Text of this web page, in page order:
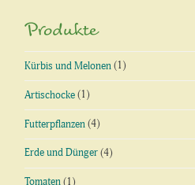
Produkte
Kürbis und Melonen (1)
Artischocke (1)
Futterpflanzen (4)
Erde und Dünger (4)
Tomaten (1)